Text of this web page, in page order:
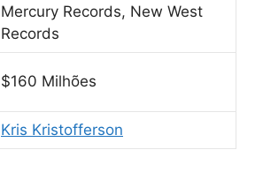
Mercury Records, New West
Records
$160 Milhões
Kris Kristofferson